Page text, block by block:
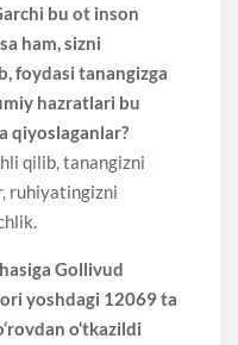
bu ot inson
ham, sizni
foydasi tanangizga
hazratlari bu
qiyoslaganlar?
qilib, tanangizni
ruhiyatingizni
Gollivud
yoshdagi 12069 ta
o‘tkazildi